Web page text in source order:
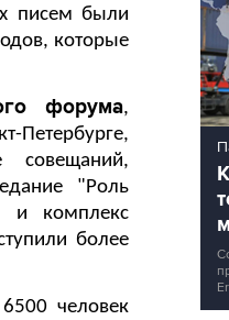
писем были
которые
форума,
Петербурге,
совещаний,
"Роль
и комплекс
более
человек